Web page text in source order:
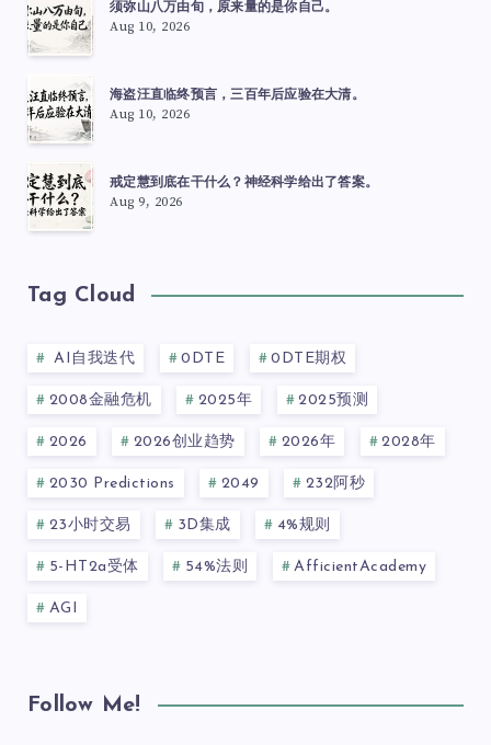
须弥山八万由旬，原来量的是你自己。
Aug 10, 2026
海盗汪直临终预言，三百年后应验在大清。
Aug 10, 2026
戒定慧到底在干什么？神经科学给出了答案。
Aug 9, 2026
Tag Cloud
AI自我迭代 0DTE 0DTE期权
2008金融危机 2025年 2025预测
2026 2026创业趋势 2026年 2028年
2030 Predictions 2049 232阿秒
23小时交易 3D集成 4%规则
5-HT2a受体 54%法则 AfficientAcademy
AGI
Follow Me!